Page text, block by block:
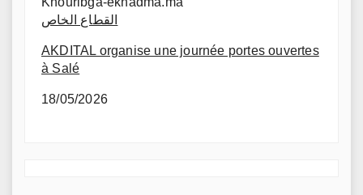
القطاع الخاص
AKDITAL organise une journée portes ouvertes
à Salé
18/05/2026